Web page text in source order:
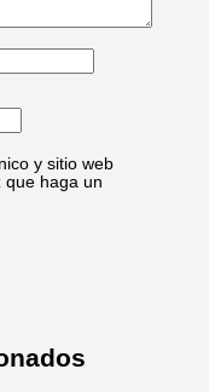
y sitio web
que haga un